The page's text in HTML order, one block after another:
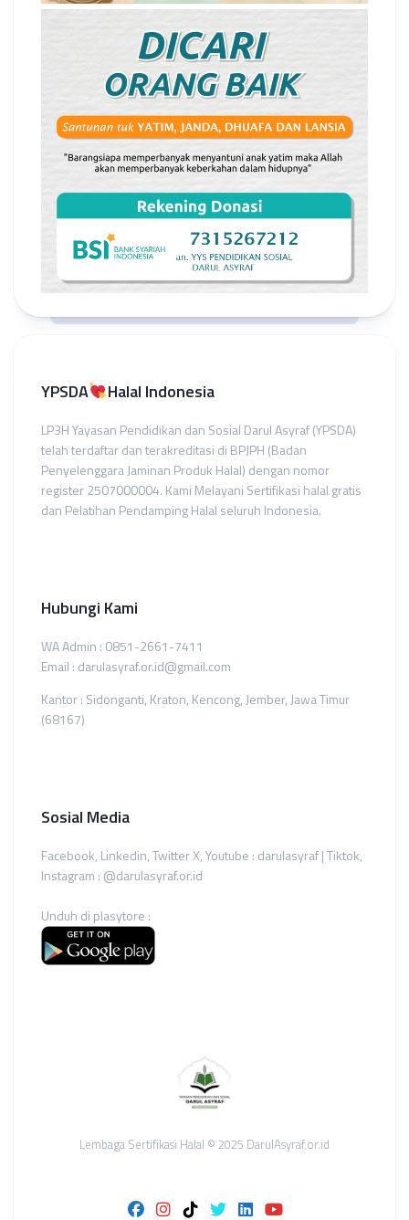
YPSDA Halal Indonesia
LP3H Yayasan Pendidikan dan Sosial Darul Asyraf (YPSDA)
telah terdaftar dan terakreditasi di BPJPH (Badan
Penyelenggara Jaminan Produk Halal) dengan nomor
register 2507000004. Kami Melayani Sertifikasi halal gratis
dan Pelatihan Pendamping Halal seluruh Indonesia.
Hubungi Kami
WA Admin : 0851-2661-7411
Email : darulasyraf.or.id@gmail.com
Kantor : Sidonganti, Kraton, Kencong, Jember, Jawa Timur
(68167)
Sosial Media
Facebook, Linkedin, Twitter X, Youtube : darulasyraf | Tiktok,
Instagram : @darulasyraf.or.id
Unduh di plasytore :
Lembaga Sertifikasi Halal © 2025 DarulAsyraf.or.id